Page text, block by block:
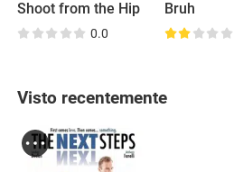
Shoot from the Hip
0.0
Bruh
Visto recentemente